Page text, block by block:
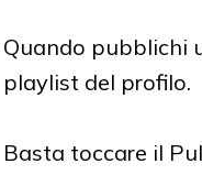
Quando pubblichi
playlist del profilo.
Basta toccare il